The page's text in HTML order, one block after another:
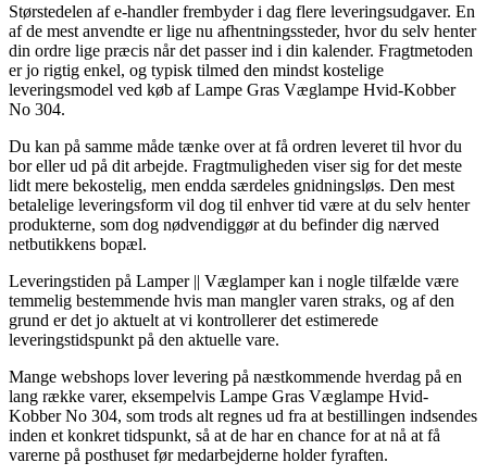
Størstedelen af e-handler frembyder i dag flere leveringsudgaver. En
af de mest anvendte er lige nu afhentningssteder, hvor du selv henter
din ordre lige præcis når det passer ind i din kalender. Fragtmetoden
er jo rigtig enkel, og typisk tilmed den mindst kostelige
leveringsmodel ved køb af Lampe Gras Væglampe Hvid-Kobber
No 304.
Du kan på samme måde tænke over at få ordren leveret til hvor du
bor eller ud på dit arbejde. Fragtmuligheden viser sig for det meste
lidt mere bekostelig, men endda særdeles gnidningsløs. Den mest
betalelige leveringsform vil dog til enhver tid være at du selv henter
produkterne, som dog nødvendiggør at du befinder dig nærved
netbutikkens bopæl.
Leveringstiden på Lamper || Væglamper kan i nogle tilfælde være
temmelig bestemmende hvis man mangler varen straks, og af den
grund er det jo aktuelt at vi kontrollerer det estimerede
leveringstidspunkt på den aktuelle vare.
Mange webshops lover levering på næstkommende hverdag på en
lang række varer, eksempelvis Lampe Gras Væglampe Hvid-
Kobber No 304, som trods alt regnes ud fra at bestillingen indsendes
inden et konkret tidspunkt, så at de har en chance for at nå at få
varerne på posthuset før medarbejderne holder fyraften.